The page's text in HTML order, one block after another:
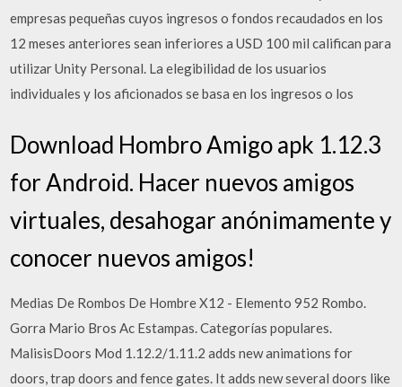
empresas pequeñas cuyos ingresos o fondos recaudados en los
12 meses anteriores sean inferiores a USD 100 mil califican para
utilizar Unity Personal. La elegibilidad de los usuarios
individuales y los aficionados se basa en los ingresos o los
Download Hombro Amigo apk 1.12.3
for Android. Hacer nuevos amigos
virtuales, desahogar anónimamente y
conocer nuevos amigos!
Medias De Rombos De Hombre X12 - Elemento 952 Rombo.
Gorra Mario Bros Ac Estampas. Categorías populares.
MalisisDoors Mod 1.12.2/1.11.2 adds new animations for
doors, trap doors and fence gates. It adds new several doors like